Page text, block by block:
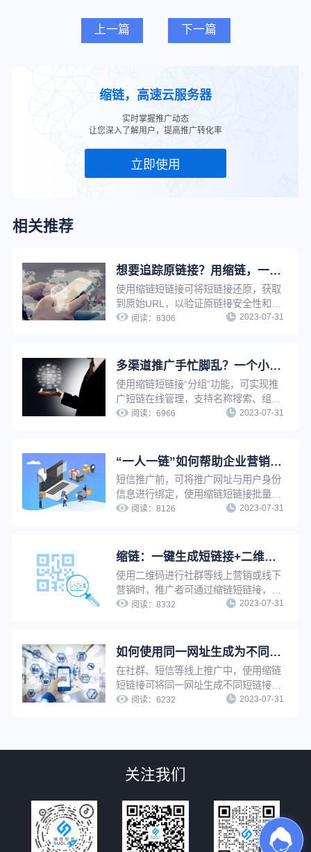
上一篇 下一篇
缩链，高速云服务器
实时掌握推广动态
让您深入了解用户，提高推广转化率
立即使用
相关推荐
想要追踪原链接？用缩链，一键还原！
使用缩链短链接可将短链接还原，获取
到原始URL，以验证原链接安全性和可
信度，使用短链接还原功能，还可以快
阅读：8306 2023-07-31
多渠道推广手忙脚乱？一个小工具助你提升工作效率！
使用缩链短链接“分组”功能，可实现推
广短链在线管理，支持名称搜索、组别
查询、编辑组名、删除分组等操作，解
阅读：6966 2023-07-31
“一人一链”如何帮助企业营销推广提升转化效果？
短信推广前，可将推广网址与用户身份
信息进行绑定，使用缩链短链接批量生
成或API生成功能将推广网址生成为一
开推广链接时及时知晓是哪位用户打开
了推广链接并及时启动转化行为，可有
效提升短信推广转化效果。
阅读：8126 2023-07-31
缩链：一键生成短链接+二维码，支持修改原链接，换链不换码
使用二维码进行社群等线上营销或线下
营销时，推广者可通过缩链短链接，将
长链接一键缩短的同时生成对应二维
并提升工作效率。
阅读：8332 2023-07-31
如何使用同一网址生成为不同的短链接功能来提升推广转化效果？
在社群、短信等线上推广中，使用缩链
短链接可将同一网址生成不同短链接，
用于不同渠道、不同客户群、以及不同
阅读：6232 2023-07-31
关注我们